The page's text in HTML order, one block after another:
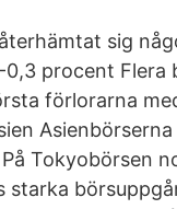
sig
procent
förlorarna
Tokyobörsen